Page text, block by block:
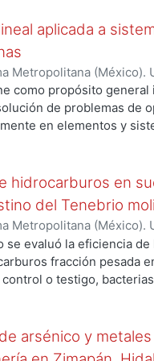
aplicada a
Metropolitana (México).
como propósito
de problemas de
en elementos y
de una estructura y
estructural
no garantiza que la
que se
de este enfoque
factibles", pero rara vez
de los
y algoritmos
espacios de búsqueda
numéricamente
no lineales. El
hidrocarburos en
del Tenebrio
Metropolitana (México).
se evaluó la eficiencia
fracción pesada
o testigo,
de la concentración del
del tiempo; sin embargo,
tratamiento testigo
arsénico y